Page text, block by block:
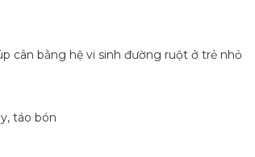
cân bằng hệ vi sinh đường ruột ở trẻ nhỏ
táo bón